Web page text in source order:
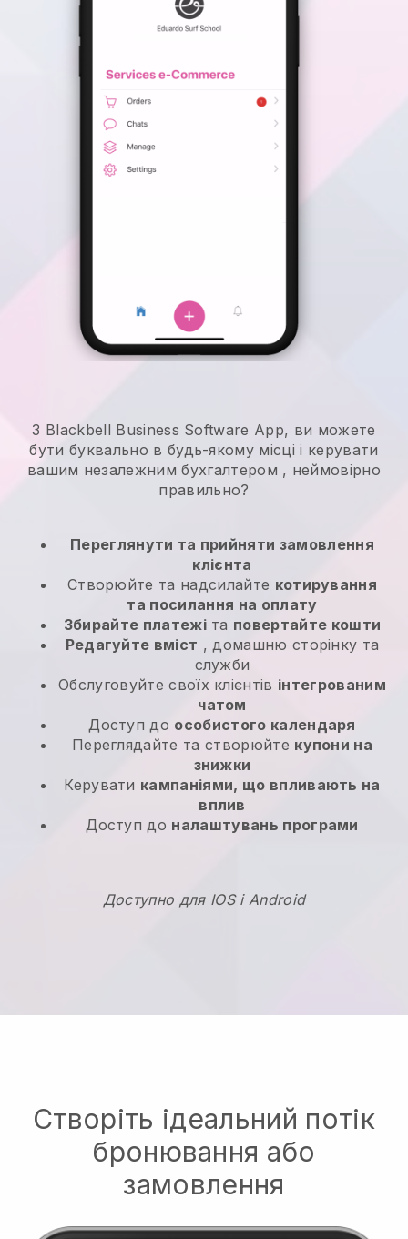
З Blackbell Business Software App, ви можете
бути буквально в будь-якому місці і керувати
вашим незалежним бухгалтером , неймовірно
правильно?
Переглянути та прийняти замовлення
клієнта
Створюйте та надсилайте котирування
та посилання на оплату
Збирайте платежіта повертайте кошти
Редагуйте вміст , домашню сторінку та
служби
Обслуговуйте своїх клієнтів інтегрованим
чатом
Доступ до особистого календаря
Переглядайте та створюйте купони на
знижки
Керувати кампаніями, що впливають на
вплив
Доступ до налаштувань програми
Доступно для IOS і Android
Створіть ідеальний потік
бронювання або
замовлення